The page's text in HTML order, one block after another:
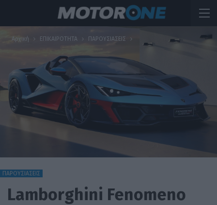
Αρχική ΕΠΙΚΑΙΡΟΤΗΤΑ ΠΑΡΟΥΣΙΑΣΕΙΣ
ΠΑΡΟΥΣΙΑΣΕΙΣ
Lamborghini Fenomeno